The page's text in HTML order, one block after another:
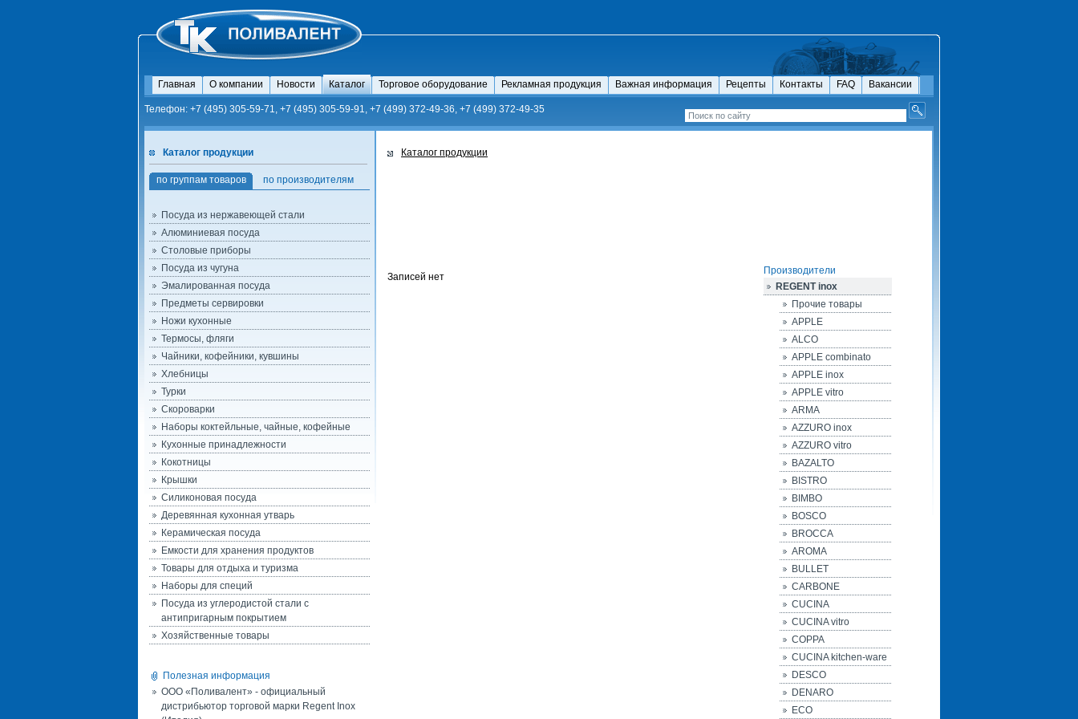
Главная О компании Новости Каталог Торговое оборудование Рекламная продукция Важная информация Рецепты Контакты FAQ Вакансии
Телефон: +7 (495) 305-59-71, +7 (495) 305-59-91, +7 (499) 372-49-36, +7 (499) 372-49-35
Каталог продукции
по группам товаров по производителям
Посуда из нержавеющей стали
Алюминиевая посуда
Столовые приборы
Посуда из чугуна
Эмалированная посуда
Предметы сервировки
Ножи кухонные
Термосы, фляги
Чайники, кофейники, кувшины
Хлебницы
Турки
Скороварки
Наборы коктейльные, чайные, кофейные
Кухонные принадлежности
Кокотницы
Крышки
Силиконовая посуда
Деревянная кухонная утварь
Керамическая посуда
Емкости для хранения продуктов
Товары для отдыха и туризма
Наборы для специй
Посуда из углеродистой стали с
антипригарным покрытием
Хозяйственные товары
Полезная информация
ООО «Поливалент» - официальный
дистрибьютор торговой марки Regent Inox
Каталог продукции
Записей нет
Производители
REGENT inox
Прочие товары
APPLE
ALCO
APPLE combinato
APPLE inox
APPLE vitro
ARMA
AZZURO inox
AZZURO vitro
BAZALTO
BISTRO
BIMBO
BOSCO
BROCCA
AROMA
BULLET
CARBONE
CUCINA
CUCINA vitro
COPPA
CUCINA kitchen-ware
DESCO
DENARO
ECO